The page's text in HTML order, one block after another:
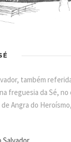
também
freguesia da Sé,
Angra do